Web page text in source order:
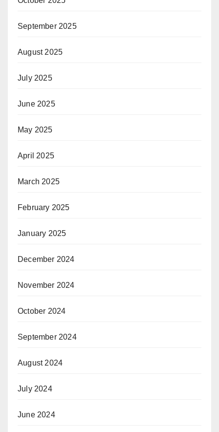
September 2025
August 2025
July 2025
June 2025
May 2025
April 2025
March 2025
February 2025
January 2025
December 2024
November 2024
October 2024
September 2024
August 2024
July 2024
June 2024